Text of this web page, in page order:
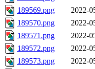
189569.png
2022-
189570.png
2022-
189571.png
2022-
189572.png
2022-
189573.png
2022-